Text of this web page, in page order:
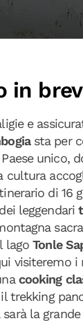
in
e
sta per
unico,
cultura
di 16
leggendari
lagoTonle
visiteremo
cooking
trekking
la